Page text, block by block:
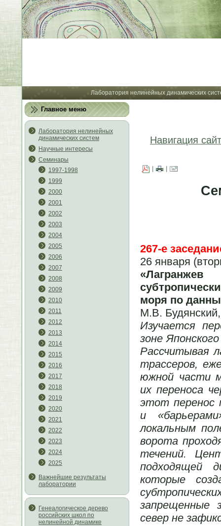
Лаборатория нелинейных динамических
Главное меню
Лаборатория нелинейных
динамических систем
Научные интересы
Семинары
1997-1998
1999
2000
2001
2002
2003
2004
2005
2006
2007
2008
2009
2010
2011
2012
2013
2014
2015
2016
2017
2018
2019
2020
2021
2022
2023
2024
2025
Важнейшие результаты
лаборатории
Генеалогическое дерево
российских школ по
нелинейной динамике
Навигация
267-е
26 января
моря по
М.В.
Изучается
зоне
Рассчитывая
трассеров,
южной части
их переноса
этот перенос
и
локальным
ворота
течений.
подходящей
которые
запрещенные
север не